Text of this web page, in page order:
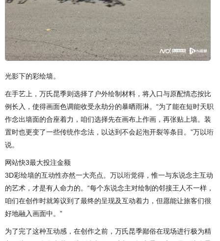
光影下的彩绘墙。
在手艺上，万氏昆季则选择了户外绘制材料，将入口与原配情态按比
例长入，使得画面色调能收受永劫分的暴晒雨淋。“为了能在短时天职
作念出墙面的合座着力，咱们选择先在画布上作画，再张贴上墙。装
置时也更变了一些传统作念法，以达到不会起泡开裂等条目。”万以珩
说。
网站快3最大投注金额
3D彩绘墙的互动性亦然一大亮点。万以珩觉得，惟一与东说念主互动
的艺术，才是有人命力的。“每个东说念主对绘制的邻接王人不一样，
咱们在创作时就筹议到了最终的呈现及互动着力，但愿能让旅客们很
好地融入画面中。”
为了完了这种互动感，在创作之前，万氏昆季鄙俗在现场进行极为精